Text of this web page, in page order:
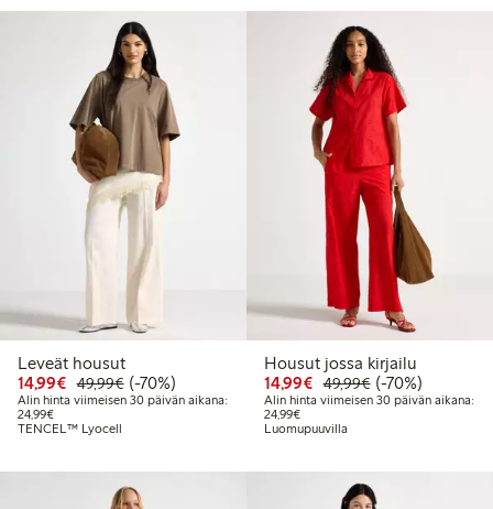
Leveät housut
14,99€ Alennettu hinta: 14,99 €
49,99€Normaalihinta: 49,99 €
70% alennus
(-70%)
Alin hinta viimeisen 30 päivän aikana:
24,99€Alin hinta viimeisen 30 päivän aikana: 24,99 €
TENCEL™ Lyocell
Housut jossa kirjailu
14,99€ Alennettu hinta: 14,99
49,99€Normaalihinta:
70% alennus
(-70%)
Alin hinta viimeisen 30 päivän aikana:
24,99€Alin hinta viimeisen 30 päivän
Luomupuuvilla